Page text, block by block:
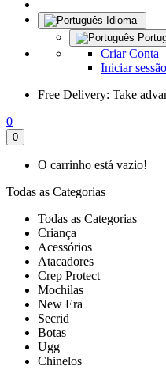
Idioma
Criar Conta
Iniciar sessão
Free Delivery: Take
0
0
O carrinho está vazio!
Todas as Categorias
Todas as Categorias
Criança
Acessórios
Atacadores
Crep Protect
Mochilas
New Era
Secrid
Botas
Ugg
Chinelos